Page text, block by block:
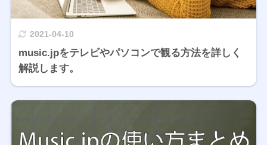
2021-04-10
music.jpをテレビやパソコンで観る方法を詳しく
解説します。